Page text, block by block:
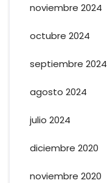
noviembre 2024
octubre 2024
septiembre 2024
agosto 2024
julio 2024
diciembre 2020
noviembre 2020